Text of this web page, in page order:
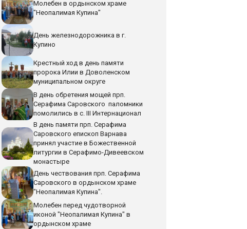
Молебен в ордынском храме
"Неопалимая Купина"
День железнодорожника в г.
Купино
Крестный ход в день памяти
пророка Илии в Доволенском
муниципальном округе
В день обретения мощей прп.
Серафима Саровского паломники
помолились в с. III Интернационал
В день памяти прп. Серафима
Саровского епископ Варнава
принял участие в Божественной
литургии в Серафимо-Дивеевском
монастыре
День чествования прп. Серафима
Саровского в ордынском храме
"Неопалимая Купина".
Молебен перед чудотворной
иконой "Неопалимая Купина" в
ордынском храме